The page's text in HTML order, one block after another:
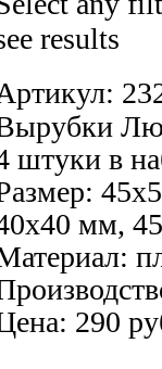
results
штуки в
мм,
290